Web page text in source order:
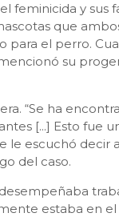
feminicida y sus
que
para el perro.
su
“Se ha
[...] Esto fue
le escuchó decir
del caso.
estaba en